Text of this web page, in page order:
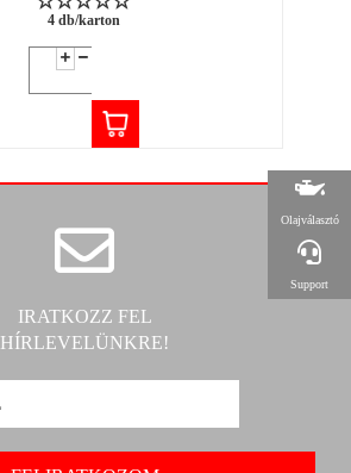
4 db/karton
IRATKOZZ FEL
HÍRLEVELÜNKRE!
Olajválasztó
Support